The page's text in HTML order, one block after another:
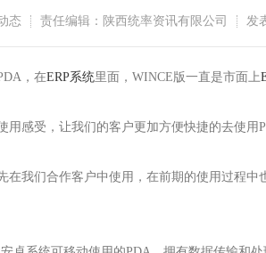
态 责任编辑：陕西统率资讯有限公司 发
，在ERP系统里面，WINCE版一直是市面上
用感受，让我们的客户更加方便快捷的去使
在我们合作客户中使用，在前期的使用过程中